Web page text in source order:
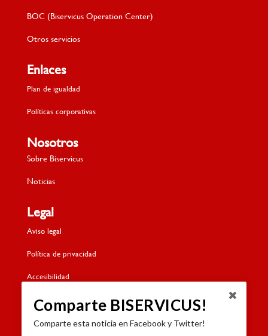
BOC (Biservicus Operation Center)
Otros servicios
Enlaces
Plan de igualdad
Políticas corporativas
Nosotros
Sobre Biservicus
Noticias
Legal
Aviso legal
Política de privacidad
Accesibilidad
Política de cookies
Contacto
Comparte BISERVICUS!
Comparte esta noticia en Facebook y Twitter!